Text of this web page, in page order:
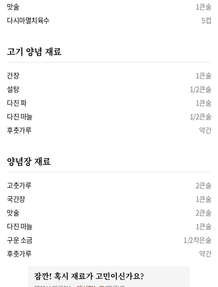
맛술
1큰술
다시마멸치육수
5컵
고기 양념 재료
간장
1큰술
설탕
1/2큰술
다진 파
1큰술
다진 마늘
1/2큰술
후춧가루
약간
양념장 재료
고춧가루
2큰술
국간장
1큰술
맛술
2큰술
다진 마늘
1큰술
구운 소금
1/2작은술
후춧가루
약간